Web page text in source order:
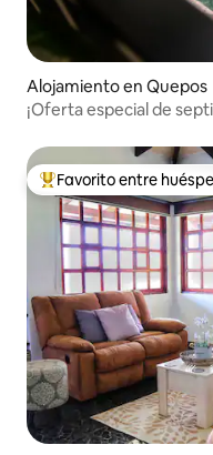
Alojamiento en Quepos
¡Oferta especial de
Favorito entre los
Favorito entre